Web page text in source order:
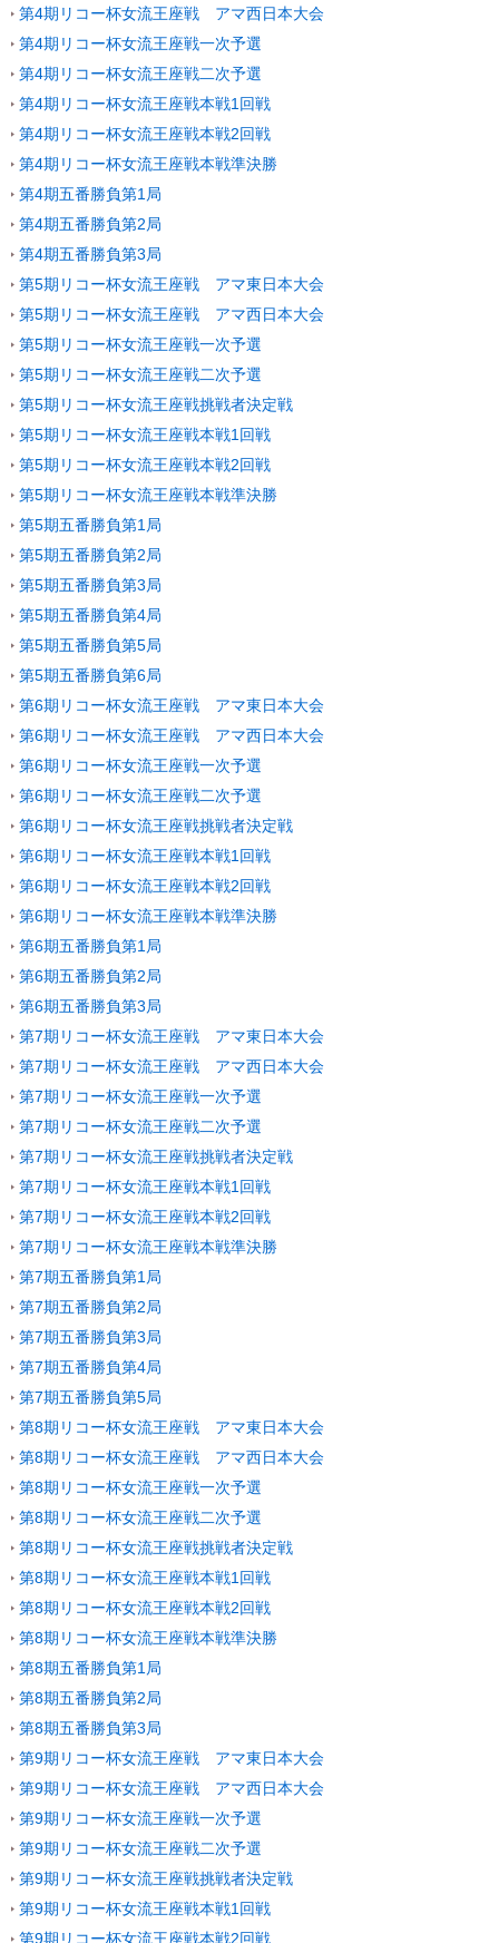
第4期リコー杯女流王座戦 アマ西日本大会
第4期リコー杯女流王座戦一次予選
第4期リコー杯女流王座戦二次予選
第4期リコー杯女流王座戦本戦1回戦
第4期リコー杯女流王座戦本戦2回戦
第4期リコー杯女流王座戦本戦準決勝
第4期五番勝負第1局
第4期五番勝負第2局
第4期五番勝負第3局
第5期リコー杯女流王座戦 アマ東日本大会
第5期リコー杯女流王座戦 アマ西日本大会
第5期リコー杯女流王座戦一次予選
第5期リコー杯女流王座戦二次予選
第5期リコー杯女流王座戦挑戦者決定戦
第5期リコー杯女流王座戦本戦1回戦
第5期リコー杯女流王座戦本戦2回戦
第5期リコー杯女流王座戦本戦準決勝
第5期五番勝負第1局
第5期五番勝負第2局
第5期五番勝負第3局
第5期五番勝負第4局
第5期五番勝負第5局
第5期五番勝負第6局
第6期リコー杯女流王座戦 アマ東日本大会
第6期リコー杯女流王座戦 アマ西日本大会
第6期リコー杯女流王座戦一次予選
第6期リコー杯女流王座戦二次予選
第6期リコー杯女流王座戦挑戦者決定戦
第6期リコー杯女流王座戦本戦1回戦
第6期リコー杯女流王座戦本戦2回戦
第6期リコー杯女流王座戦本戦準決勝
第6期五番勝負第1局
第6期五番勝負第2局
第6期五番勝負第3局
第7期リコー杯女流王座戦 アマ東日本大会
第7期リコー杯女流王座戦 アマ西日本大会
第7期リコー杯女流王座戦一次予選
第7期リコー杯女流王座戦二次予選
第7期リコー杯女流王座戦挑戦者決定戦
第7期リコー杯女流王座戦本戦1回戦
第7期リコー杯女流王座戦本戦2回戦
第7期リコー杯女流王座戦本戦準決勝
第7期五番勝負第1局
第7期五番勝負第2局
第7期五番勝負第3局
第7期五番勝負第4局
第7期五番勝負第5局
第8期リコー杯女流王座戦 アマ東日本大会
第8期リコー杯女流王座戦 アマ西日本大会
第8期リコー杯女流王座戦一次予選
第8期リコー杯女流王座戦二次予選
第8期リコー杯女流王座戦挑戦者決定戦
第8期リコー杯女流王座戦本戦1回戦
第8期リコー杯女流王座戦本戦2回戦
第8期リコー杯女流王座戦本戦準決勝
第8期五番勝負第1局
第8期五番勝負第2局
第8期五番勝負第3局
第9期リコー杯女流王座戦 アマ東日本大会
第9期リコー杯女流王座戦 アマ西日本大会
第9期リコー杯女流王座戦一次予選
第9期リコー杯女流王座戦二次予選
第9期リコー杯女流王座戦挑戦者決定戦
第9期リコー杯女流王座戦本戦1回戦
第9期リコー杯女流王座戦本戦2回戦